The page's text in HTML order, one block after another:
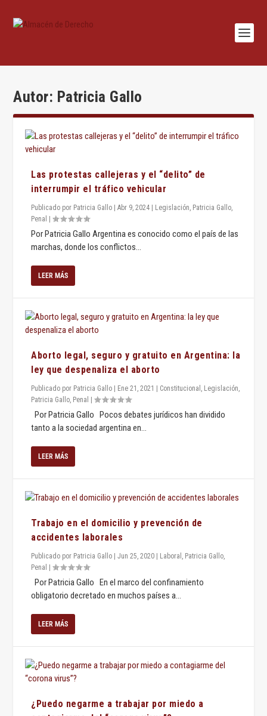
Autor: Patricia Gallo
Las protestas callejeras y el “delito” de
interrumpir el tráfico vehicular
Publicado por Patricia Gallo |Abr 9, 2024 Legislación, Patricia Gallo,
Penal
|
Por Patricia Gallo Argentina es conocido como el país de las
marchas, donde los conflictos...
LEER MÁS
Aborto legal, seguro y gratuito en Argentina: la
ley que despenaliza el aborto
Publicado por Patricia Gallo Ene 21, 2021 Constitucional , Legislación,
Patricia Gallo, Penal |
Por Patricia Gallo Pocos debates jurídicos han dividido
tanto a la sociedad argentina en...
LEER MÁS
Trabajo en el domicilio y prevención de
accidentes laborales
Publicado por Patricia Gallo |Jun 25, 2020 Laboral , Patricia Gallo,
Penal
|
Por Patricia Gallo En el marco del confinamiento
obligatorio decretado en muchos países a...
LEER MÁS
¿Puedo negarme a trabajar por miedo a